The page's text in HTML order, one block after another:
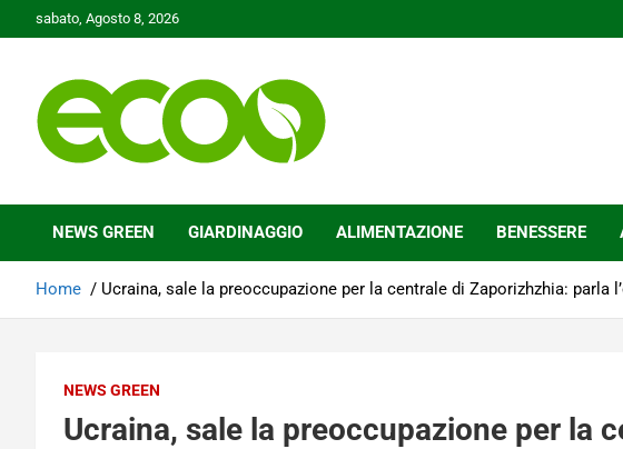
to
sabato, Agosto 8, 2026
Ecoo.it
NEWS GREEN GIARDINAGGIO ALIMENTAZIONE BENESSERE
Home Ucraina, sale la preoccupazione per la centrale di Zaporizhzhia: parla
NEWS GREEN
Ucraina, sale la preoccupazione per la